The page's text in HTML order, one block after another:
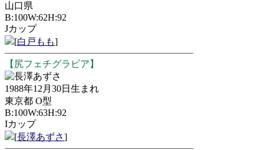
山口県
B:100W:62H:92
Jカップ
[白戸もも]
【尻フェチグラビア】
長澤あずさ
1988年12月30日生まれ
東京都 O型
B:100W:63H:92
Iカップ
[長澤あずさ]